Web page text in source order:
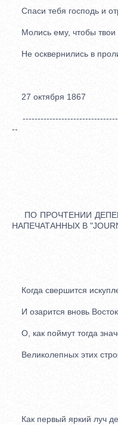
Спаси тебя господь и
Молись ему, чтобы твои
Не осквернились в
27 октября 1867
--
ПО ПРОЧТЕНИИ
НАПЕЧАТАННЫХ В
Когда свершится
И озарится вновь
О, как поймут тогда
Великолепных этих
Как первый яркий луч